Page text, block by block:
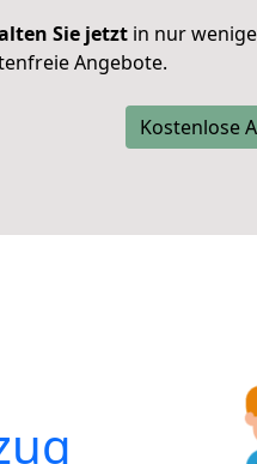
Sie jetzt in nur
Angebote.
Kostenlose